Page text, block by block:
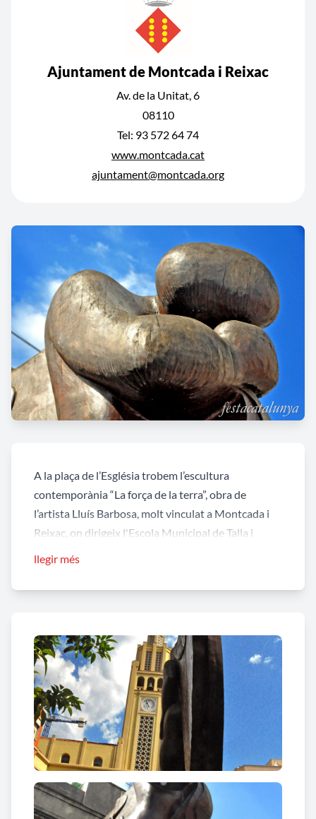
Ajuntament de Montcada i Reixac
Av. de la Unitat, 6
08110
Tel: 93 572 64 74
www.montcada.cat
ajuntament@montcada.org
A la plaça de l’Església trobem l’escultura
contemporània “La força de la terra”, obra de
l’artista Lluís Barbosa, molt vinculat a Montcada i
Reixac, on dirigeix l'Escola Municipal de Talla i
home que arrossega l'escut de Montcada, amb deu
Va ser inaugurada l'11 de setembre de l'any 2000.
llegir més